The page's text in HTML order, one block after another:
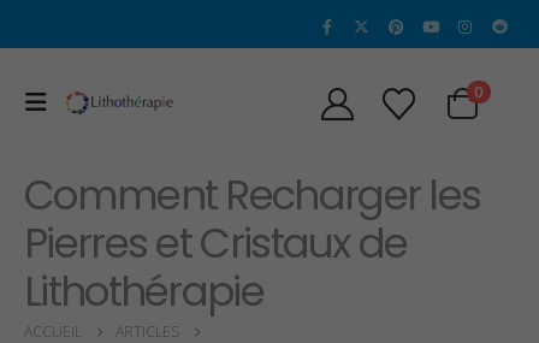
0
Comment Recharger les
Pierres et Cristaux de
Lithothérapie
ACCUEIL
ARTICLES